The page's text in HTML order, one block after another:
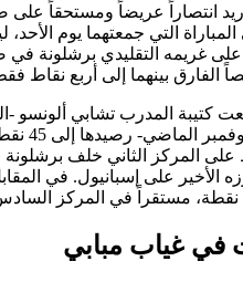
عريضاً ومستحقاً على ضيفه
التي جمعتهما يوم الأحد، لينجح
التقليدي برشلونة في صدارة
بينهما إلى أربع نقاط فقط.
المدرب تشابي ألونسو -التي
الثاني خلف برشلونة حامل
على إسبانيول. في المقابل،
مبابي